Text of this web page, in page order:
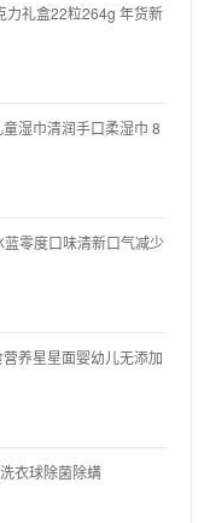
力礼盒22粒264g 年货新
湿巾清润手口柔湿巾 8
零度口味清新口气减少
养星星面婴幼儿无添加
衣球除菌除螨